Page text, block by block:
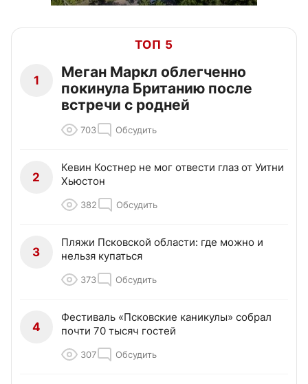
ТОП 5
1
Меган Маркл облегченно
покинула Британию после
встречи с родней
703 Обсудить
2
Кевин Костнер не мог отвести глаз от Уитни
Хьюстон
382 Обсудить
3
Пляжи Псковской области: где можно и
нельзя купаться
373 Обсудить
4
Фестиваль «Псковские каникулы» собрал
почти 70 тысяч гостей
307 Обсудить